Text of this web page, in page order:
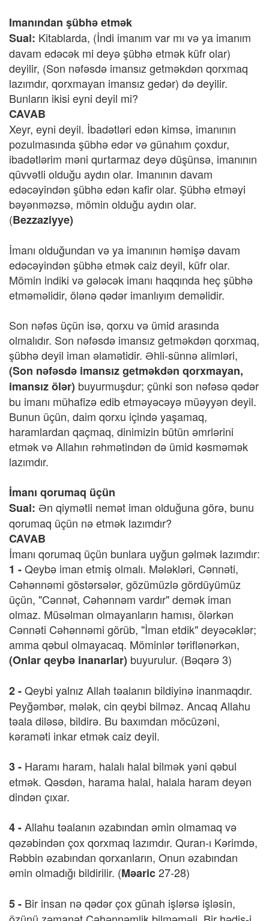
Imanından şübhə etmək
Sual: Kitablarda, (İndi imanım var mı və ya imanım
davam edəcək mi deyə şübhə etmək küfr olar)
deyilir, (Son nəfəsdə imansız getməkdən qorxmaq
lazımdır, qorxmayan imansız gedər) də deyilir.
Bunların ikisi eyni deyil mi?
CAVAB
Xeyr, eyni deyil. İbadətləri edən kimsə, imanının
pozulmasında şübhə edər və günahım çoxdur,
ibadətlərim məni qurtarmaz deyə düşünsə, imanının
qüvvətli olduğu aydın olar. Imanının davam
edəcəyindən şübhə edən kafir olar. Şübhə etməyi
bəyənməzsə, mömin olduğu aydın olar.
(Bezzaziyye)
İmanı olduğundan və ya imanının həmişə davam
edəcəyindən şübhə etmək caiz deyil, küfr olar.
Mömin indiki və gələcək imanı haqqında heç şübhə
etməməlidir, ölənə qədər imanlıyım deməlidir.
Son nəfəs üçün isə, qorxu və ümid arasında
olmalıdır. Son nəfəsdə imansız getməkdən qorxmaq,
şübhə deyil iman əlamətidir. Əhli-sünnə alimləri,
(Son nəfəsdə imansız getməkdən qorxmayan,
imansız ölər) buyurmuşdur; çünki son nəfəsə qədər
bu imanı mühafizə edib etməyəcəyə müəyyən deyil.
Bunun üçün, daim qorxu içində yaşamaq,
haramlardan qaçmaq, dinimizin bütün əmrlərini
etmək və Allahın rəhmətindən də ümid kəsməmək
lazımdır.
İmanı qorumaq üçün
Sual: Ən qiymətli nemət iman olduğuna görə, bunu
qorumaq üçün nə etmək lazımdır?
CAVAB
İmanı qorumaq üçün bunlara uyğun gəlmək lazımdır:
1 -Qeybə iman etmiş olmalı. Mələkləri, Cənnəti,
Cəhənnəmi göstərsələr, gözümüzlə gördüyümüz
üçün, "Cənnət, Cəhənnəm vardır" demək iman
olmaz. Müsəlman olmayanların hamısı, ölərkən
Cənnəti Cəhənnəmi görüb, "İman etdik" deyəcəklər;
amma qəbul olmayacaq. Möminlər təriflənərkən,
(Onlar qeybə inanarlar) buyurulur. (Bəqərə 3)
2 -Qeybi yalnız Allah təalanın bildiyinə inanmaqdır.
Peyğəmbər, mələk, cin qeybi bilməz. Ancaq Allahu
təala diləsə, bildirə. Bu baxımdan möcüzəni,
kəraməti inkar etmək caiz deyil.
3 - Haramı haram, halalı halal bilmək yəni qəbul
etmək. Qəsdən, harama halal, halala haram deyən
dindən çıxar.
4 -Allahu təalanın əzabından əmin olmamaq və
qəzəbindən çox qorxmaq lazımdır. Quran-ı Kərimdə,
Rəbbin əzabından qorxanların, Onun əzabından
əmin olmadığı bildirilir. (Məaric27-28)
5 - Bir insan nə qədər çox günah işlərsə işləsin,